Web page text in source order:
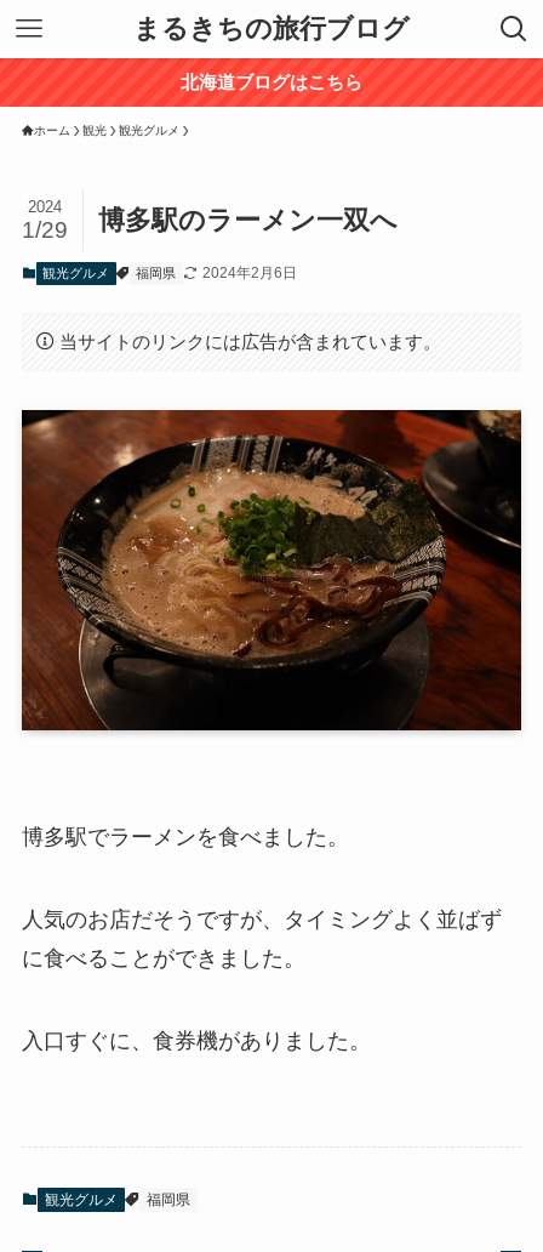
まるきちの旅行ブログ
北海道ブログはこちら
ホーム 観光 観光グルメ
博多駅のラーメン一双へ
2024
1/29
観光グルメ 福岡県 2024年2月6日
当サイトのリンクには広告が含まれています。
博多駅でラーメンを食べました。
人気のお店だそうですが、タイミングよく並ばず
に食べることができました。
入口すぐに、食券機がありました。
観光グルメ 福岡県